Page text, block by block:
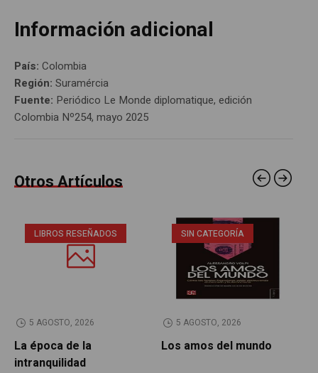
Información adicional
País: Colombia
Región: Suramércia
Fuente: Periódico Le Monde diplomatique, edición
Colombia Nº254, mayo 2025
Otros Artículos
LIBROS RESEÑADOS
5 AGOSTO, 2026
La época de la
intranquilidad
SIN CATEGORÍA
5 AGOSTO, 2026
Los amos del mundo